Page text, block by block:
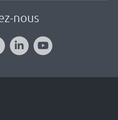
nous